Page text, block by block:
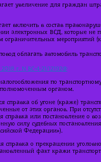
увеличение для граждан
включить в состав
электронных ВСД, которые не
ограничительных мероприятий
облагать автомобиль
г. N БС-4-21/12192@
по
органом.
справка об угоне (краже)
от этих органов. При
или постановление о
силу судебных
Федерации»).
о прекращении
факт кражи